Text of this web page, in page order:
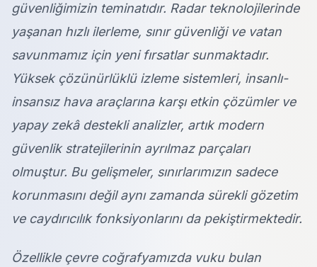
güvenliğimizin teminatıdır. Radar teknolojilerinde
yaşanan hızlı ilerleme, sınır güvenliği ve vatan
savunmamız için yeni fırsatlar sunmaktadır.
Yüksek çözünürlüklü izleme sistemleri, insanlı-
insansız hava araçlarına karşı etkin çözümler ve
yapay zekâ destekli analizler, artık modern
güvenlik stratejilerinin ayrılmaz parçaları
olmuştur. Bu gelişmeler, sınırlarımızın sadece
korunmasını değil aynı zamanda sürekli gözetim
ve caydırıcılık fonksiyonlarını da pekiştirmektedir.
Özellikle çevre coğrafyamızda vuku bulan